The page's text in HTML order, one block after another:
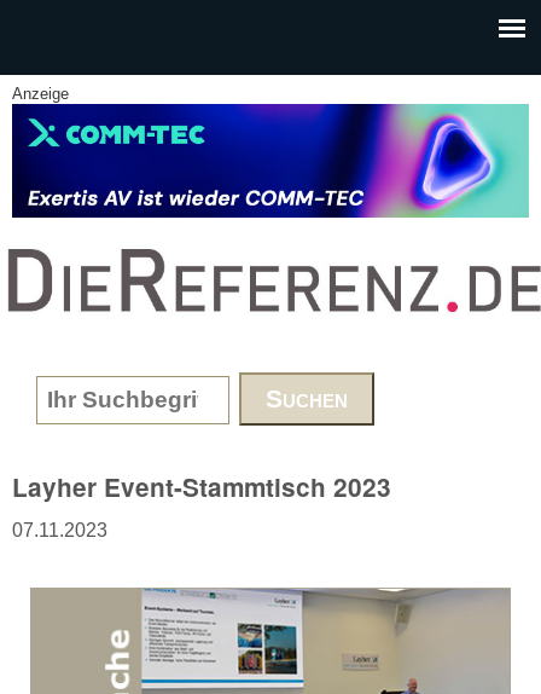
Anzeige
www.DieReferenz.de
Search form
Layher Event-Stammtisch 2023
07.11.2023